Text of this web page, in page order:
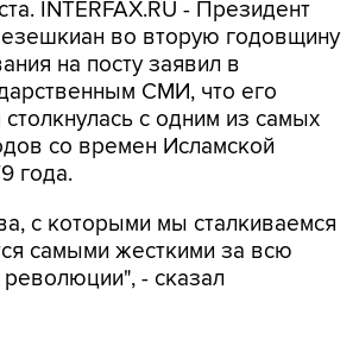
на посту заявил в
СМИ, что его
с одним из самых
со времен Исламской
года.
с которыми мы сталкиваемся
- сказал
международные санкции